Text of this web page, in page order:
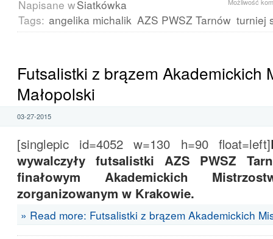
Możliwość
Napisane wSiatkówka
Tags: angelika michalik AZS PWSZ Tarnów turniej
Futsalistki z brązem Akademickich
Małopolski
03-27-2015
[singlepic id=4052 w=130 h=90 float=left]
wywalczyły futsalistki AZS PWSZ
finałowym Akademickich
zorganizowanym w Krakowie.
» Read more: Futsalistki z brązem Akademickich